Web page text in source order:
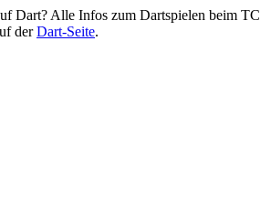
Dart? Alle Infos zum Dartspielen beim TC
derDart-Seite.